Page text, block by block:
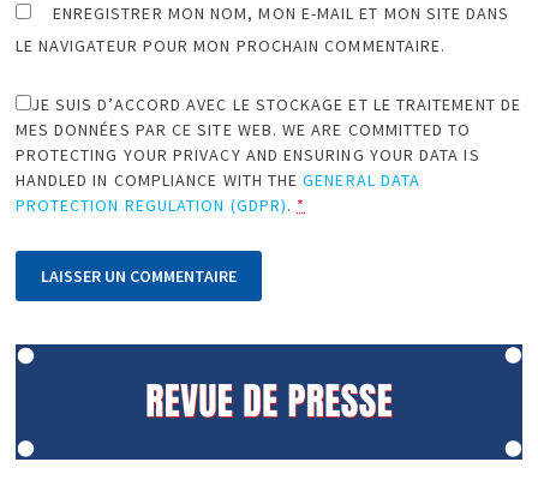
ENREGISTRER MON NOM, MON E-MAIL ET MON SITE DANS
LE NAVIGATEUR POUR MON PROCHAIN COMMENTAIRE.
JE SUIS D’ACCORD AVEC LE STOCKAGE ET LE TRAITEMENT DE
MES DONNÉES PAR CE SITE WEB. WE ARE COMMITTED TO
PROTECTING YOUR PRIVACY AND ENSURING YOUR DATA IS
HANDLED IN COMPLIANCE WITH THEGENERAL DATA
PROTECTION REGULATION (GDPR). *